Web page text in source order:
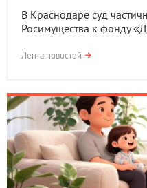
В Краснодаре суд
Росимущества к фонду
Лента новостей